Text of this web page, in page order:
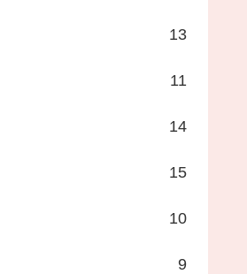
13
11
14
15
10
9